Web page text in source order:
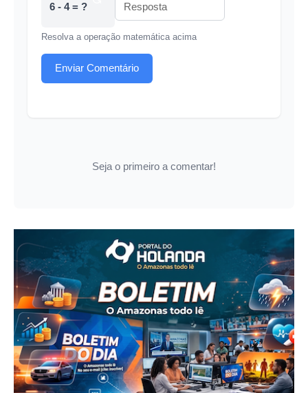
6 - 4 = ?
Resolva a operação matemática acima
Enviar Comentário
Seja o primeiro a comentar!